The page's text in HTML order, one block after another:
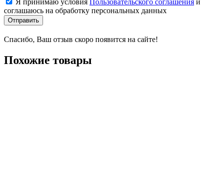
Я принимаю условия Пользовательского соглашения и
соглашаюсь на обработку персональных данных
Отправить
Спасибо, Ваш отзыв скоро появится на сайте!
Похожие товары